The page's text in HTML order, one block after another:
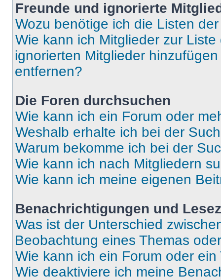
Freunde und ignorierte
Wozu benötige ich die Listen
Wie kann ich Mitglieder zur
ignorierten Mitglieder
entfernen?
Die Foren durchsuchen
Wie kann ich ein Forum oder
Weshalb erhalte ich bei der
Warum bekomme ich bei der
Wie kann ich nach Mitgliedern
Wie kann ich meine eigenen
Benachrichtigungen und
Was ist der Unterschied
Beobachtung eines Themas
Wie kann ich ein Forum oder
Wie deaktiviere ich meine